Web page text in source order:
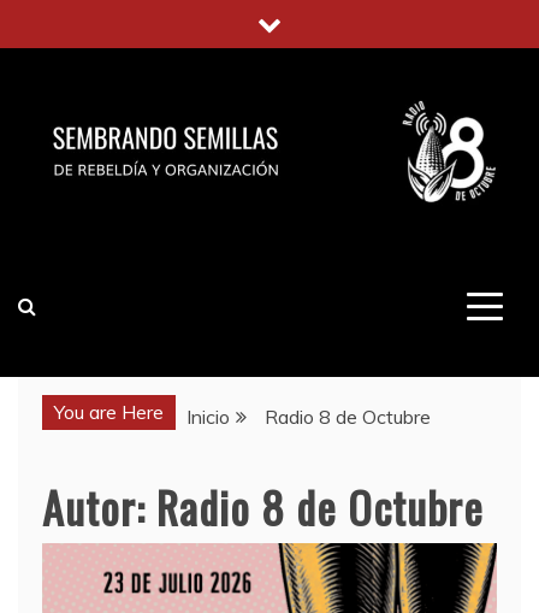
al
You are Here Inicio Radio 8 de Octubre
Autor: Radio 8 de Octubre